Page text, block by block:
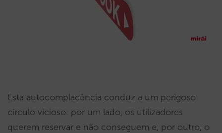
Esta autocomplacência conduz a um perigoso
círculo vicioso: por um lado, os utilizadores
querem reservar e não conseguem e, por outro, o